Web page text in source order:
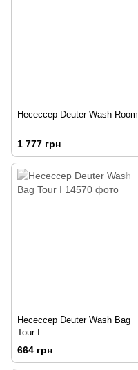
Несессер Deuter Wash Room
1 777 грн
Несессер Deuter Wash Bag
Tour I
664 грн